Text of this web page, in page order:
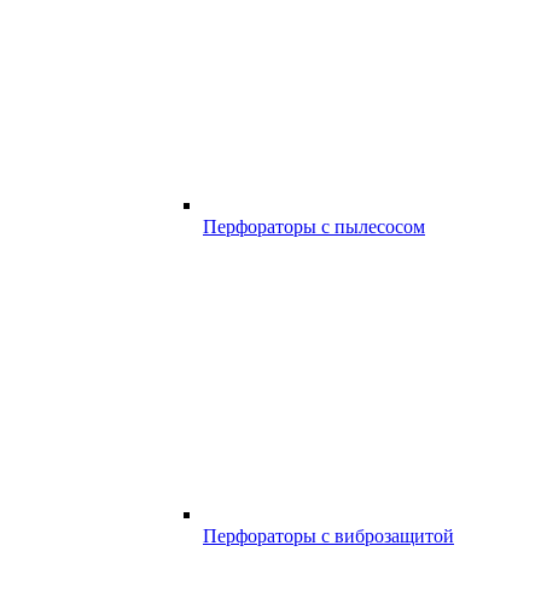
Перфораторы с пылесосом
Перфораторы с виброзащитой